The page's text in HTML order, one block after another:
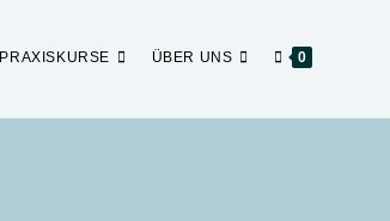
PRAXISKURSE ÜBER UNS 0